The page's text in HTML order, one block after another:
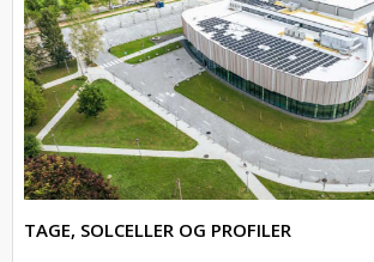
TAGE, SOLCELLER OG PROFILER